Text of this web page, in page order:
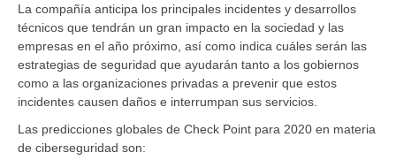
La compañía anticipa los principales incidentes y desarrollos
técnicos que tendrán un gran impacto en la sociedad y las
empresas en el año próximo, así como indica cuáles serán las
estrategias de seguridad que ayudarán tanto a los gobiernos
como a las organizaciones privadas a prevenir que estos
incidentes causen daños e interrumpan sus servicios.
Las predicciones globales de Check Point para 2020 en materia
de ciberseguridad son: